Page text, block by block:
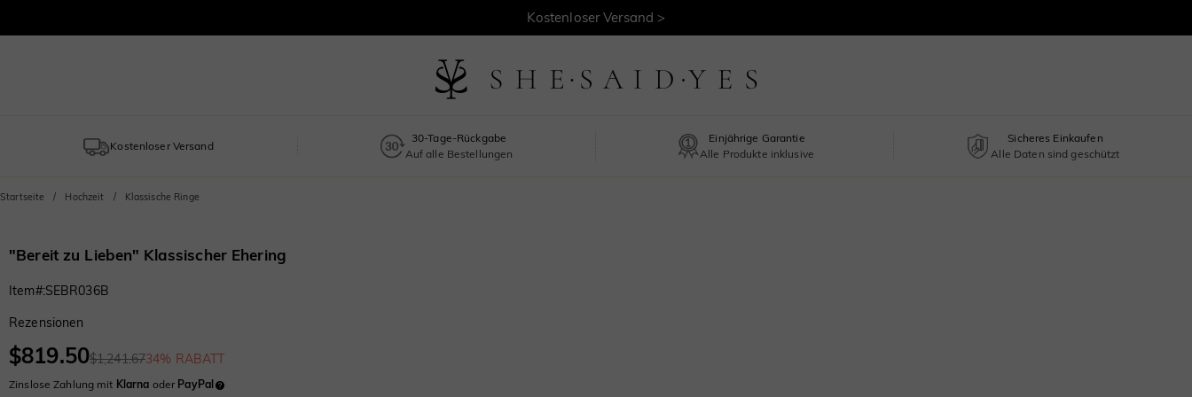
Kostenloser Versand >
Kostenloser Versand
30-Tage-Rückgabe
Auf alle Bestellungen
Einjährige Garantie
Alle Produkte inklusive
Sicheres Einkaufen
Alle Daten sind geschützt
Startseite Hochzeit Klassische Ringe
"Bereit zu Lieben" Klassischer Ehering
Item#:SEBR036B
Rezensionen
$819.50$1,241.6734% RABATT
Zinslose Zahlung mit Klarna oder PayPal